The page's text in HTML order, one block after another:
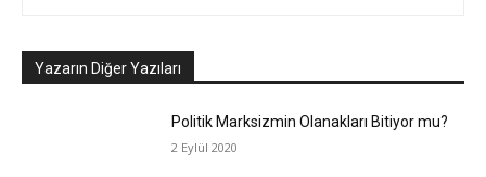
Yazarın Diğer Yazıları
Politik Marksizmin Olanakları Bitiyor mu?
2 Eylül 2020